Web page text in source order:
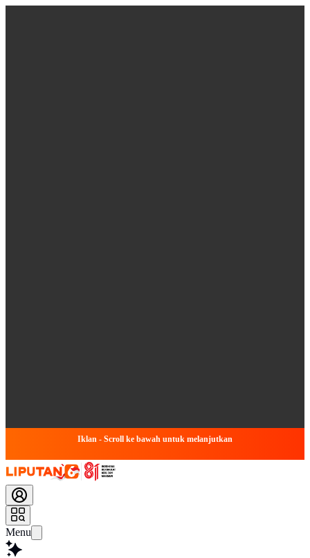
Iklan - Scroll ke bawah untuk melanjutkan
Menu